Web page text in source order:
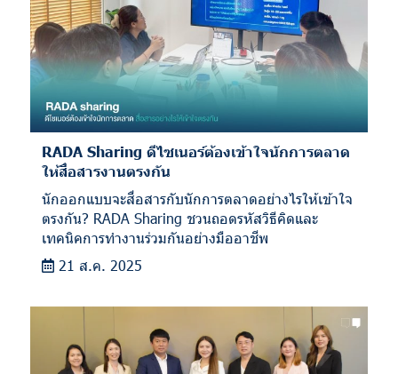
RADA Sharing ดีไซเนอร์ต้องเข้าใจนักการตลาด
ให้สื่อสารงานตรงกัน
นักออกแบบจะสื่อสารกับนักการตลาดอย่างไรให้เข้าใจ
ตรงกัน? RADA Sharing ชวนถอดรหัสวิธีคิดและ
เทคนิคการทำงานร่วมกันอย่างมืออาชีพ
21 ส.ค. 2025